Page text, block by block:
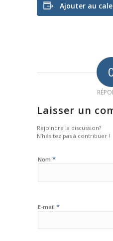
Ajouter au
Laisser un
Rejoindre la discussion?
N’hésitez pas à contribuer !
Nom *
E-mail *